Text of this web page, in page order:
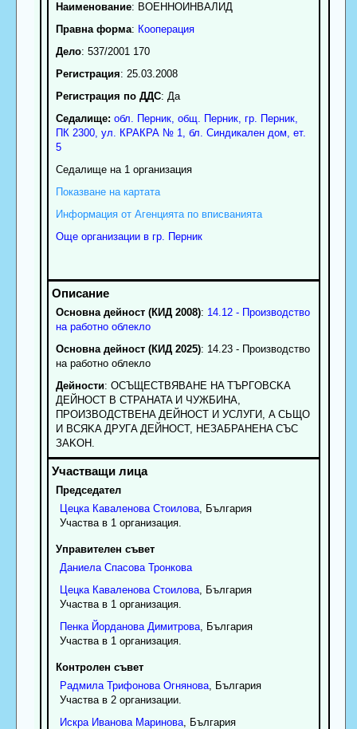
Наименование: ВОЕННОИНВАЛИД
Правна форма: Кооперация
Дело: 537/2001 170
Регистрация: 25.03.2008
Регистрация по ДДС: Да
Седалище: обл. Перник, общ. Перник, гр. Перник,
ПК 2300, ул. КРАКРА № 1, бл. Синдикален дом, ет.
5
Седалище на 1 организация
Показване на картата
Информация от Агенцията по вписванията
Още организации в гр. Перник
Основна дейност (КИД 2008): 14.12 - Производство
на работно облекло
Основна дейност (КИД 2025): 14.23 - Производство
на работно облекло
Дейности: OCЪЩECTBЯBAHE HA TЪPГOBCKA
ДEЙHOCT B CTPAHATA И ЧУЖБИHA,
ПPOИЗBOДCTBEHA ДEЙHOCT И УCЛУГИ, A CЬЩO
И BCЯKA ДPУГA ДEЙHOCT, HEЗAБPAHEHA CЪC
ЗAKOH.
Председател
Цецка Каваленова Стоилова, България
Участва в 1 организация.
Управителен съвет
Даниела Спасова Тронкова
Цецка Каваленова Стоилова, България
Участва в 1 организация.
Пенка Йорданова Димитрова, България
Участва в 1 организация.
Контролен съвет
Радмила Трифонова Огнянова, България
Участва в 2 организации.
Искра Иванова Маринова, България